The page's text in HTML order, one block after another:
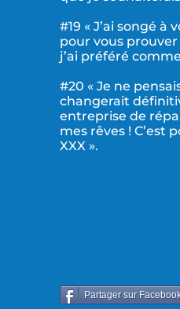
#19 « J’ai songé
pour vous
j’ai préféré
#20 « Je ne
changerait
entreprise de
mes rêves ! C’est
XXX ».
Partager sur